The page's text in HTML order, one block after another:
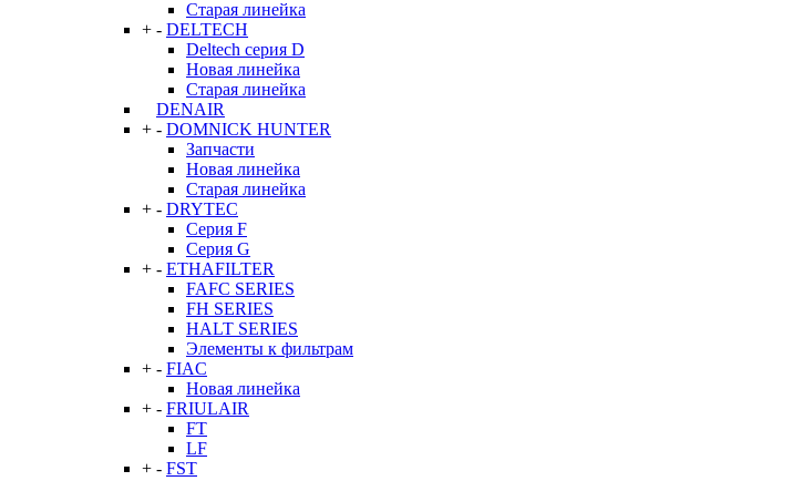
Старая линейка
+ - DELTECH
Deltech серия D
Новая линейка
Старая линейка
DENAIR
+ - DOMNICK HUNTER
Запчасти
Новая линейка
Старая линейка
+ - DRYTEC
Серия F
Серия G
+ - ETHAFILTER
FAFC SERIES
FH SERIES
HALT SERIES
Элементы к фильтрам
+ - FIAC
Новая линейка
+ - FRIULAIR
FT
LF
+ - FST